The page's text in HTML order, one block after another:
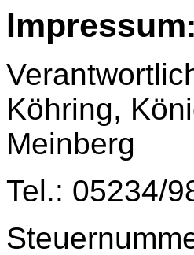
Impressum:
Köhring,
Meinberg
Tel.: 05234/